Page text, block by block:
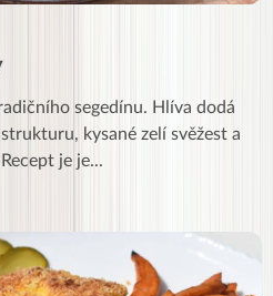
segedínu. Hlíva dodá
kysané zelí svěžest a
je je...